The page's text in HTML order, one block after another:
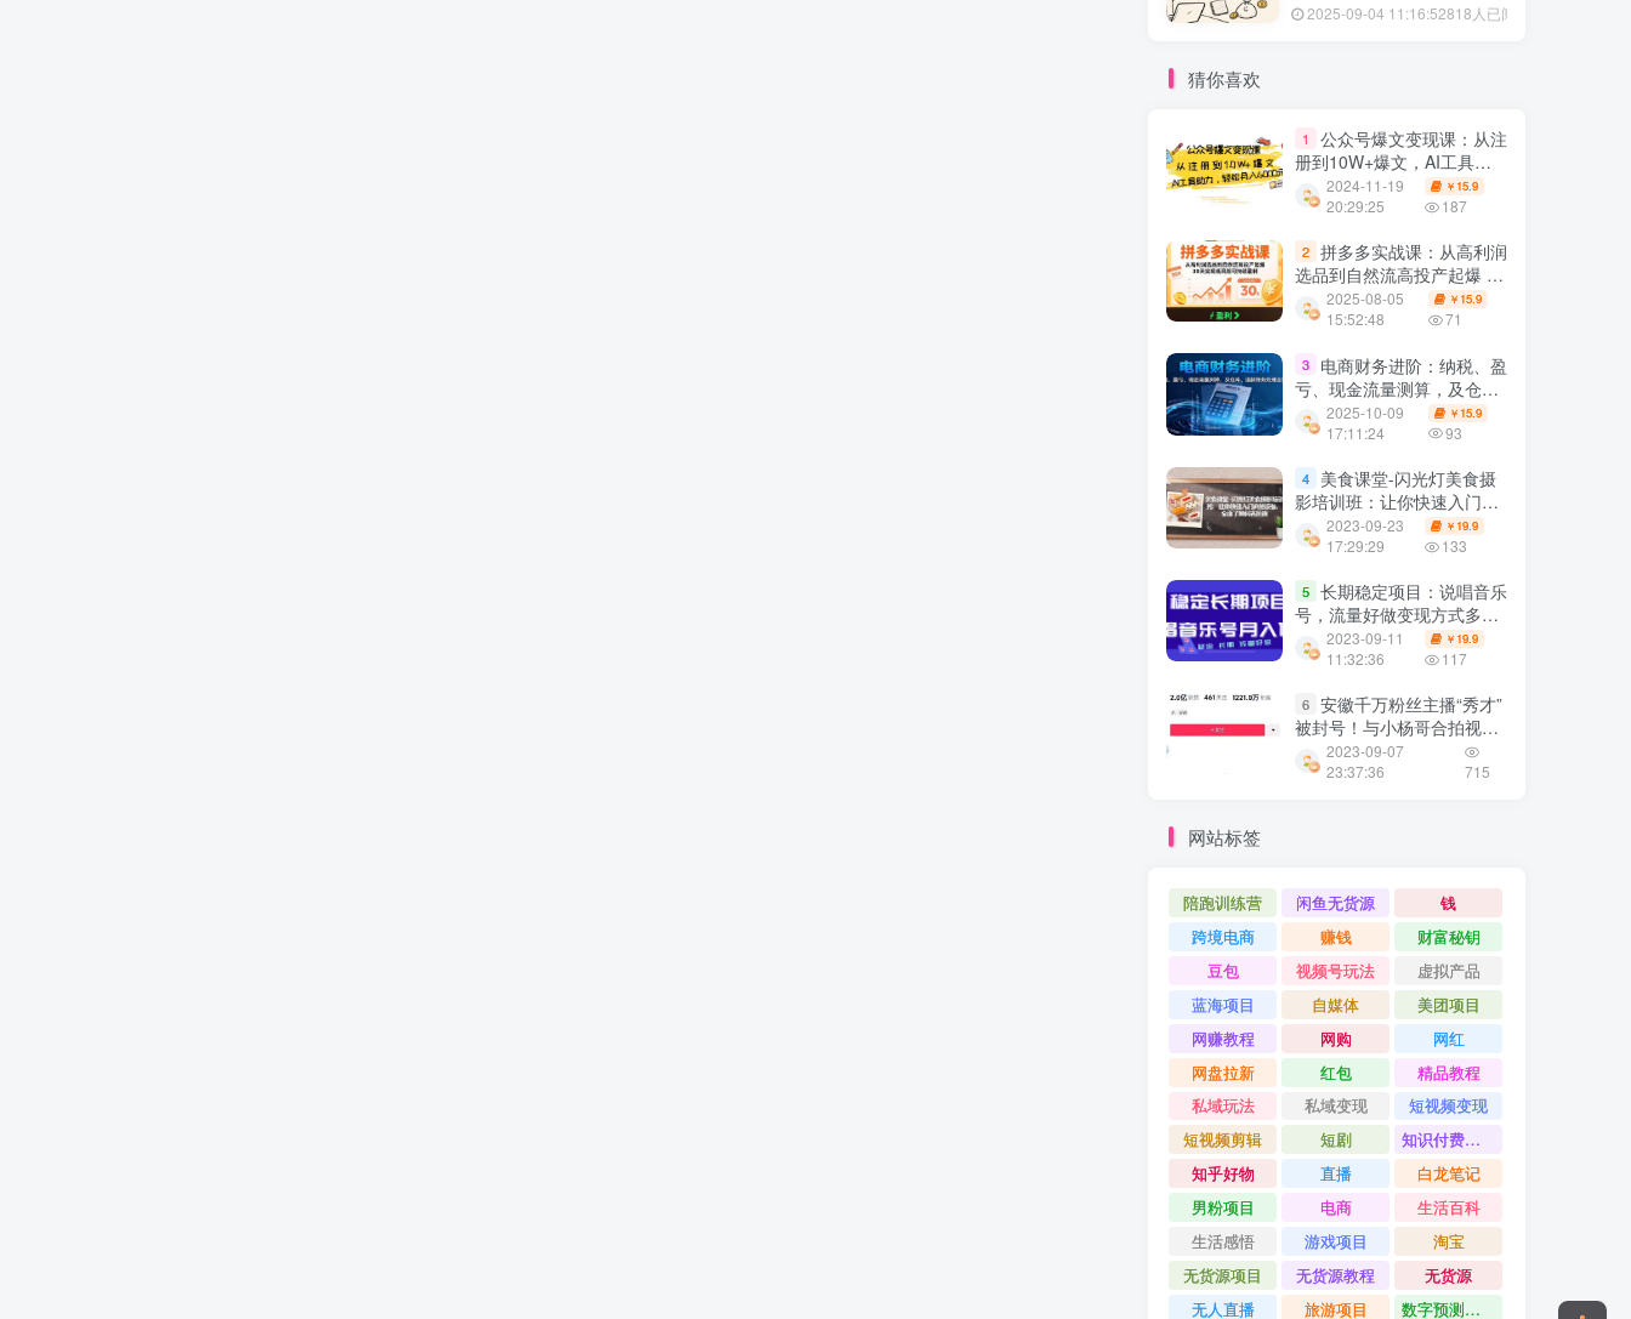
2025-09-04 11:16:52818人已阅读
猜你喜欢
1
公众号爆文变现课：从注
册到10W+爆文，AI工具助
力，轻松月入6000元
2024-11-19
20:29:25
￥ 15.9
187
2 拼多多实战课：从高利润
选品到自然流高投产起爆 30
天实现低风险可持续盈利
2025-08-05
15:52:48
￥ 15.9
71
3
电商财务进阶：纳税、盈
亏、现金流量测算，及仓
库、退款账务处理全知晓
2025-10-09
17:11:24
￥ 15.9
93
4
美食课堂-闪光灯美食摄
影培训班：让你快速入门商
拍设备，全面了解闪光原理
2023-09-23
17:29:29
￥ 19.9
133
5 长期稳定项目：说唱音乐
号，流量好做变现方式多极
力推荐！！
2023-09-11
11:32:36
￥ 19.9
117
6 安徽千万粉丝主播“秀才”
被封号！与小杨哥合拍视频
后命运发生逆转
2023-09-07
23:37:36
715
网站标签
陪跑训练营 闲鱼无货源
钱
跨境电商
赚钱
财富秘钥
豆包
视频号玩法
虚拟产品
蓝海项目
自媒体
美团项目
网赚教程
网购
网红
网盘拉新
红包
精品教程
私域玩法
私域变现
短视频变现
短视频剪辑
短剧
知识付费项目
知乎好物
直播
白龙笔记
男粉项目
电商
生活百科
生活感悟
游戏项目
淘宝
无货源项目
无货源教程
无货源
无人直播
旅游项目 数字预测大师